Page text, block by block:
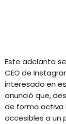
Este adelanto
CEO de
interesado en
anunció que,
de forma activa
accesibles a un